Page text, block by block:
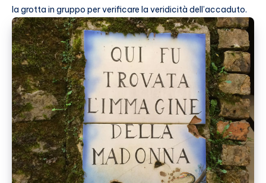
la grotta in gruppo per verificare la veridicità dell’accaduto.